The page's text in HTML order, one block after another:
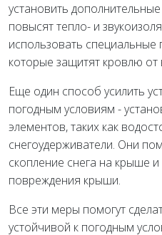
установить
повысят тепло- и
использовать специальные
которые защитят кровлю от
Еще один способ усилить
погодным условиям -
элементов, таких как
снегоудерживатели. Они
скопление снега на крыше
повреждения крыши.
Все эти меры помогут
устойчивой к погодным